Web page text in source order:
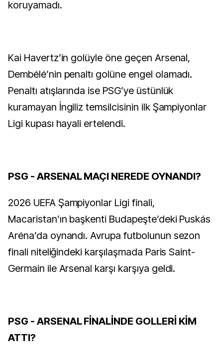
koruyamadı.
Kai Havertz’in golüyle öne geçen Arsenal,
Dembélé’nin penaltı golüne engel olamadı.
Penaltı atışlarında ise PSG’ye üstünlük
kuramayan İngiliz temsilcisinin ilk Şampiyonlar
Ligi kupası hayali ertelendi.
PSG - ARSENAL MAÇI NEREDE OYNANDI?
2026 UEFA Şampiyonlar Ligi finali,
Macaristan’ın başkenti Budapeşte’deki Puskás
Aréna’da oynandı. Avrupa futbolunun sezon
finali niteliğindeki karşılaşmada Paris Saint-
Germain ile Arsenal karşı karşıya geldi.
PSG - ARSENAL FİNALİNDE GOLLERİ KİM
ATTI?